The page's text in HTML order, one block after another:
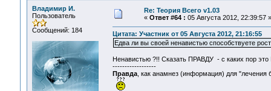
Владимир И.
Пользователь
Сообщений: 184
Re: Теория Всего v1.03
« Ответ #64 : 05 Августа 2012, 22:39:57 »
Цитата: Участник от 05 Августа 2012, 21:16:55
Едва ли вы своей ненавистью способствуете
Ненавистью ?!! Сказать ПРАВДУ - с каких пор
------------------
Правда, как анамнез (информация) для "лечения